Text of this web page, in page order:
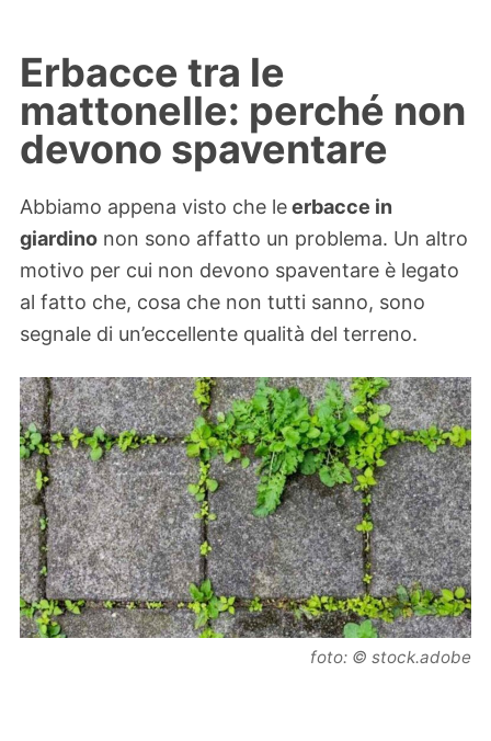
Erbacce tra le
mattonelle: perché non
devono spaventare
Abbiamo appena visto che leerbacce in
giardino non sono affatto un problema. Un altro
motivo per cui non devono spaventare è legato
al fatto che, cosa che non tutti sanno, sono
segnale di un’eccellente qualità del terreno.
foto: © stock.adobe